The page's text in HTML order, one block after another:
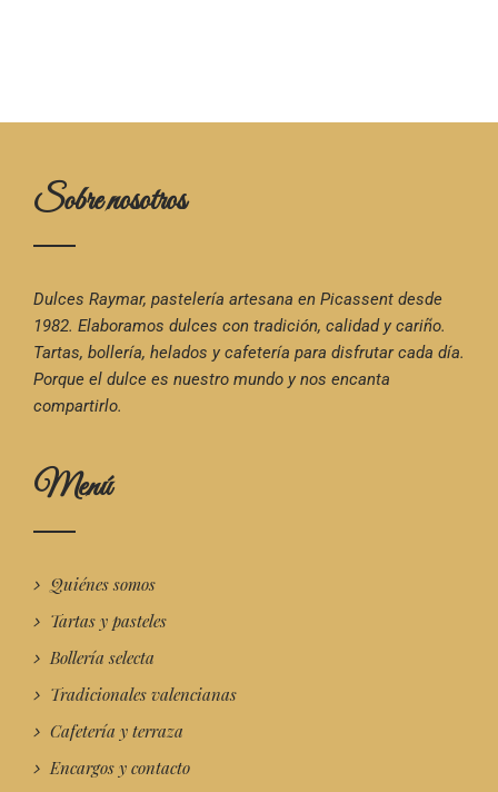
Sobre nosotros
Dulces Raymar, pastelería artesana en Picassent desde
1982. Elaboramos dulces con tradición, calidad y cariño.
Tartas, bollería, helados y cafetería para disfrutar cada día.
Porque el dulce es nuestro mundo y nos encanta
compartirlo.
Menú
Quiénes somos
Tartas y pasteles
Bollería selecta
Tradicionales valencianas
Cafetería y terraza
Encargos y contacto